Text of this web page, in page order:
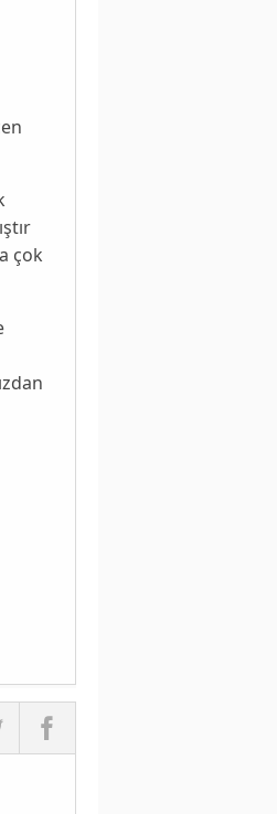
çok